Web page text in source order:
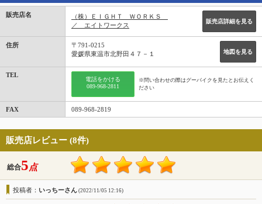
販売店名
（株）ＥＩＧＨＴ ＷＯＲＫＳ
／ エイトワークス
販売店詳細を見る
住所
地図を見る
〒791-0215
愛媛県東温市北野田４７－１
TEL
電話をかける
089-968-2811
※問い合わせの際はグーバイクを見たとお伝えく
ださい
FAX 089-968-2819
販売店レビュー (8件)
総合5点
投稿者： いっちーさん (2022/11/05 12:16)